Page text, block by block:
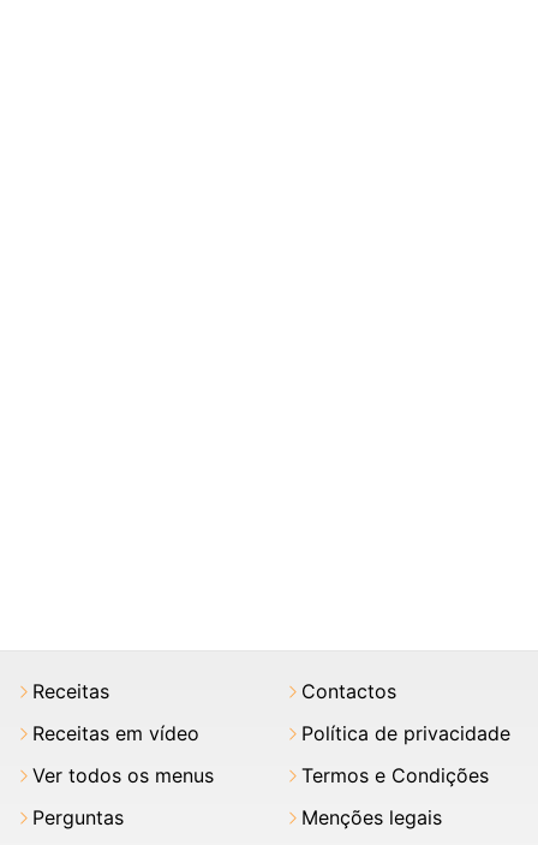
Receitas
Receitas em vídeo
Ver todos os menus
Perguntas
Contactos
Política de privacidade
Termos e Condições
Menções legais